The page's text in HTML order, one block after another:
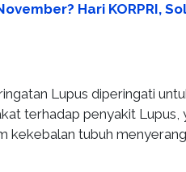
Hari KORPRI,
Lupus diperingati
terhadap penyakit Lupus,
kekebalan tubuh